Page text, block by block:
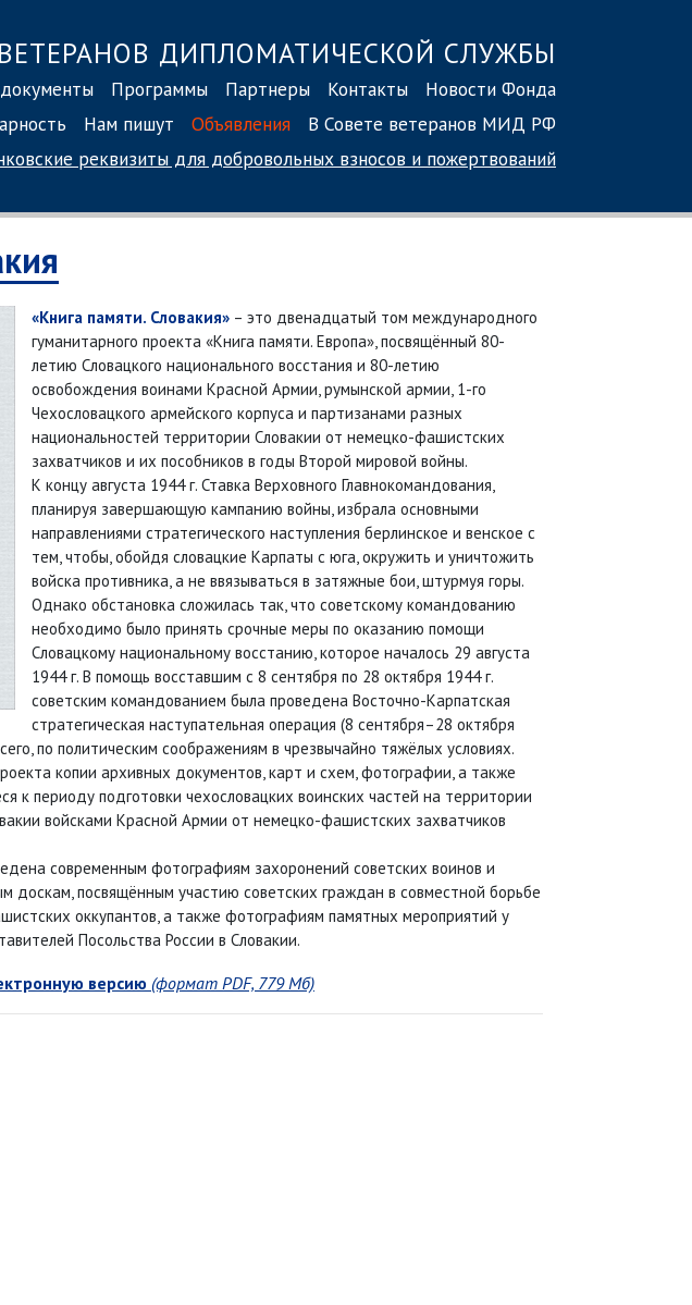
ДИПЛОМАТИЧЕСКОЙ СЛУЖБЫ
Программы Партнеры Контакты
Новости Фонда
Нам пишут Объявления
В Совете ветеранов МИД РФ
реквизиты для добровольных взносов и пожертвований
«Книга памяти. Словакия» – это двенадцатый том международного
гуманитарного проекта «Книга памяти. Европа», посвящённый 80-
летию Словацкого национального восстания и 80-летию
освобождения воинами Красной Армии, румынской армии, 1-го
Чехословацкого армейского корпуса и партизанами разных
национальностей территории Словакии от немецко-фашистских
захватчиков и их пособников в годы Второй мировой войны.
К концу августа 1944 г. Ставка Верховного Главнокомандования,
планируя завершающую кампанию войны, избрала основными
направлениями стратегического наступления берлинское и венское с
тем, чтобы, обойдя словацкие Карпаты с юга, окружить и уничтожить
войска противника, а не ввязываться в затяжные бои, штурмуя горы.
Однако обстановка сложилась так, что советскому командованию
необходимо было принять срочные меры по оказанию помощи
Словацкому национальному восстанию, которое началось 29 августа
1944 г. В помощь восставшим с 8 сентября по 28 октября 1944 г.
советским командованием была проведена Восточно-Карпатская
стратегическая наступательная операция (8 сентября–28 октября
по политическим соображениям в чрезвычайно тяжёлых условиях.
копии архивных документов, карт и схем, фотографии, а также
к периоду подготовки чехословацких воинских частей на территории
войсками Красной Армии от немецко-фашистских захватчиков
современным фотографиям захоронений советских воинов и
доскам, посвящённым участию советских граждан в совместной борьбе
оккупантов, а также фотографиям памятных мероприятий у
Посольства России в Словакии.
версию (формат PDF, 779 Мб)